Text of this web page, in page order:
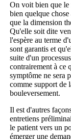
On voit bien que le
bien quelque
que la dimension
Qu'elle soit dite
l'espère au terme
sont garantis et
suite d'un
contrairement à ce
symptôme ne sera
comme support de
bouleversement.
Il est d'autres
entretiens
le patient vers un
émerger une